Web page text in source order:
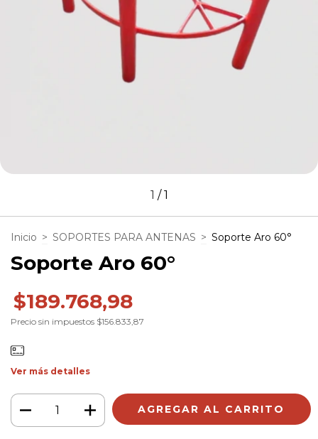
1 /1
Inicio > SOPORTES PARA ANTENAS > Soporte Aro 60°
Soporte Aro 60°
$189.768,98
Precio sin impuestos $156.833,87
Ver más detalles